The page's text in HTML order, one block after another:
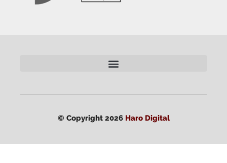
© Copyright 2026 Haro Digital